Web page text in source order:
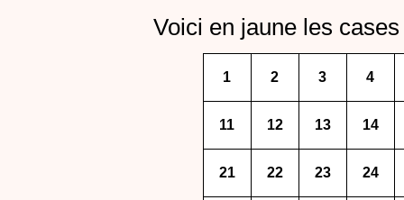
Voici en jaune les
1 2 3 4
11 12 13 14
21 22 23 24